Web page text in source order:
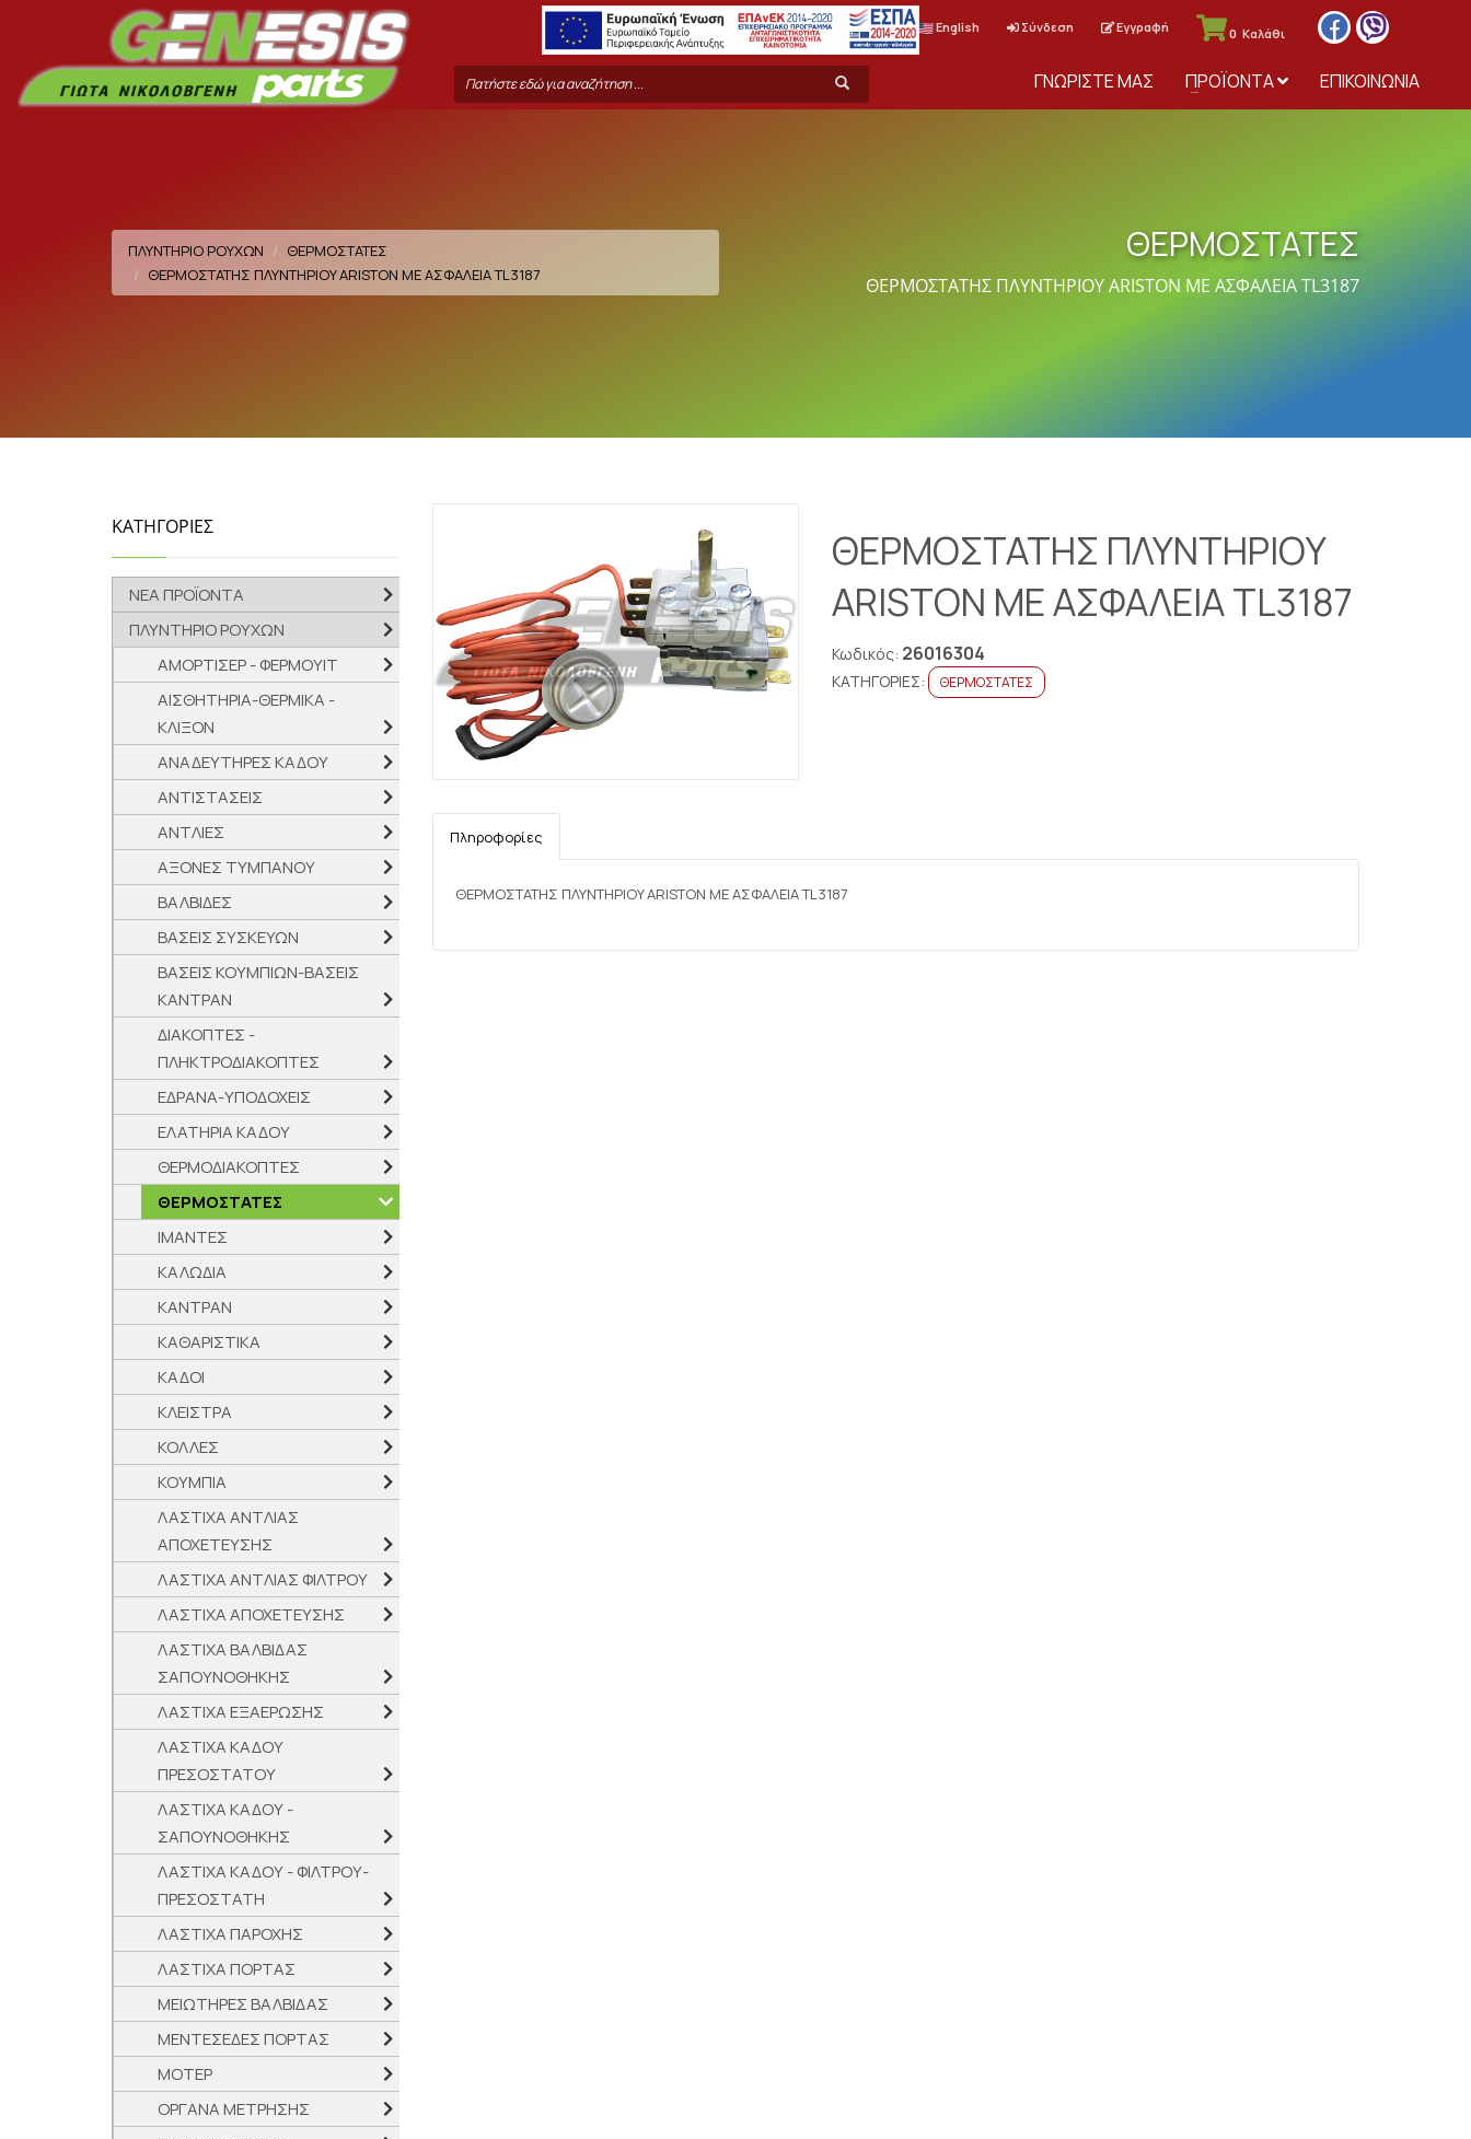
0 Καλάθι
English Σύνδεση Εγγραφή
Search
term
Search ΓΝΩΡΙΣΤΕ ΜΑΣ ΠΡΟΪΟΝΤΑ ΕΠΙΚΟΙΝΩΝΙΑ
ΠΛΥΝΤΗΡΙΟ ΡΟΥΧΩΝ
ΘΕΡΜΟΣΤΑΤΕΣ
ΘΕΡΜΟΣΤΑΤΗΣ ΠΛΥΝΤΗΡΙΟY ARISTON ΜΕ ΑΣΦΑΛΕΙΑ TL3187
ΘΕΡΜΟΣΤΑΤΕΣ
ΘΕΡΜΟΣΤΑΤΗΣ ΠΛΥΝΤΗΡΙΟY ARISTON ΜΕ ΑΣΦΑΛΕΙΑ TL3187
ΘΕΡΜΟΣΤΑΤΗΣ ΠΛΥΝΤΗΡΙΟY
ARISTON ΜΕ ΑΣΦΑΛΕΙΑ TL3187
Κωδικός: 26016304
ΚΑΤΗΓΟΡΙΕΣ: ΘΕΡΜΟΣΤΑΤΕΣ
Πληροφορίες
ΘΕΡΜΟΣΤΑΤΗΣ ΠΛΥΝΤΗΡΙΟY ARISTON ΜΕ ΑΣΦΑΛΕΙΑ TL3187
ΚΑΤΗΓΟΡΙΕΣ
ΝΕΑ ΠΡΟΪΟΝΤΑ
ΠΛΥΝΤΗΡΙΟ ΡΟΥΧΩΝ
ΑΜΟΡΤΙΣΕΡ - ΦΕΡΜΟΥΙΤ
ΑΙΣΘΗΤΗΡΙΑ-ΘΕΡΜΙΚΑ -
ΚΛΙΞΟΝ
ΑΝΑΔΕΥΤΗΡΕΣ ΚΑΔΟΥ
ΑΝΤΙΣΤΑΣΕΙΣ
ΑΝΤΛΙΕΣ
ΑΞΟΝΕΣ ΤΥΜΠΑΝΟΥ
ΒΑΛΒΙΔΕΣ
ΒΑΣΕΙΣ ΣΥΣΚΕΥΩΝ
ΒΑΣΕΙΣ ΚΟΥΜΠΙΩΝ-ΒΑΣΕΙΣ
ΚΑΝΤΡΑΝ
ΔΙΑΚΟΠΤΕΣ -
ΠΛΗΚΤΡΟΔΙΑΚΟΠΤΕΣ
ΕΔΡΑΝΑ-ΥΠΟΔΟΧΕΙΣ
ΕΛΑΤΗΡΙΑ ΚΑΔΟΥ
ΘΕΡΜΟΔΙΑΚΟΠΤΕΣ
ΘΕΡΜΟΣΤΑΤΕΣ
ΙΜΑΝΤΕΣ
ΚΑΛΩΔΙΑ
ΚΑΝΤΡΑΝ
ΚΑΘΑΡΙΣΤΙΚΑ
ΚΑΔΟΙ
ΚΛΕΙΣΤΡΑ
ΚΟΛΛΕΣ
ΚΟΥΜΠΙΑ
ΛΑΣΤΙΧΑ ΑΝΤΛΙΑΣ
ΑΠΟΧΕΤΕΥΣΗΣ
ΛΑΣΤΙΧΑ ΑΝΤΛΙΑΣ ΦΙΛΤΡΟΥ
ΛΑΣΤΙΧΑ ΑΠΟΧΕΤΕΥΣΗΣ
ΛΑΣΤΙΧΑ ΒΑΛΒΙΔΑΣ
ΣΑΠΟΥΝΟΘΗΚΗΣ
ΛΑΣΤΙΧΑ ΕΞΑΕΡΩΣΗΣ
ΛΑΣΤΙΧΑ ΚΑΔΟΥ
ΠΡΕΣΟΣΤΑΤΟΥ
ΛΑΣΤΙΧΑ ΚΑΔΟΥ -
ΣΑΠΟΥΝΟΘΗΚΗΣ
ΛΑΣΤΙΧΑ ΚΑΔΟΥ - ΦΙΛΤΡΟΥ-
ΠΡΕΣΟΣΤΑΤH
ΛΑΣΤΙΧΑ ΠΑΡΟΧΗΣ
ΛΑΣΤΙΧΑ ΠΟΡΤΑΣ
ΜΕΙΩΤΗΡΕΣ ΒΑΛΒΙΔΑΣ
ΜΕΝΤΕΣΕΔΕΣ ΠΟΡΤΑΣ
ΜΟΤΕΡ
ΟΡΓΑΝΑ ΜΕΤΡΗΣΗΣ